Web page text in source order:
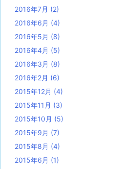
2016年7月 (2)
2016年6月 (4)
2016年5月 (8)
2016年4月 (5)
2016年3月 (8)
2016年2月 (6)
2015年12月 (4)
2015年11月 (3)
2015年10月 (5)
2015年9月 (7)
2015年8月 (4)
2015年6月 (1)